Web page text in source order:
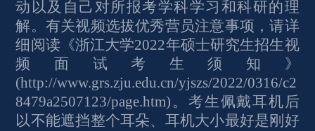
动以及自己对所报考学科学习和科研的理
解。有关视频选拔优秀营员注意事项，请详
细阅读《浙江大学2022年硕士研究生招生视
频面试考生须知》
(http://www.grs.zju.edu.cn/yjszs/2022/0316/c2
8479a2507123/page.htm)。考生佩戴耳机后
以不能遮挡整个耳朵、耳机大小最好是刚好